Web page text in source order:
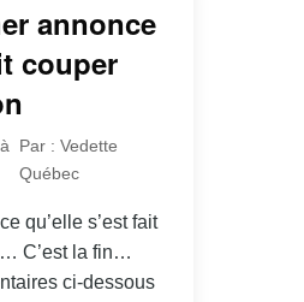
annonce
couper
Par : Vedette
Québec
qu’elle s’est fait
C’est la fin…
ci-dessous